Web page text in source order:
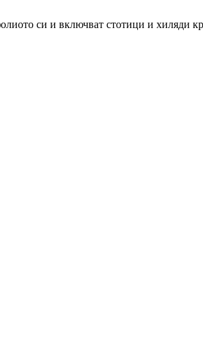
си и включват стотици и хиляди